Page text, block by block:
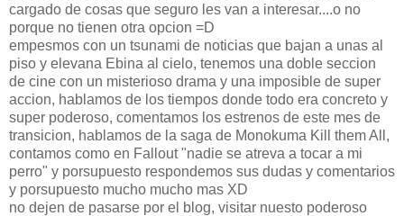
cargado de cosas que seguro les van a interesar....o no
porque no tienen otra opcion =D
empesmos con un tsunami de noticias que bajan a unas al
piso y elevana Ebina al cielo, tenemos una doble seccion
de cine con un misterioso drama y una imposible de super
accion, hablamos de los tiempos donde todo era concreto y
super poderoso, comentamos los estrenos de este mes de
transicion, hablamos de la saga de Monokuma Kill them All,
contamos como en Fallout "nadie se atreva a tocar a mi
perro" y porsupuesto respondemos sus dudas y comentarios
y porsupuesto mucho mucho mas XD
no dejen de pasarse por el blog, visitar nuesto poderoso